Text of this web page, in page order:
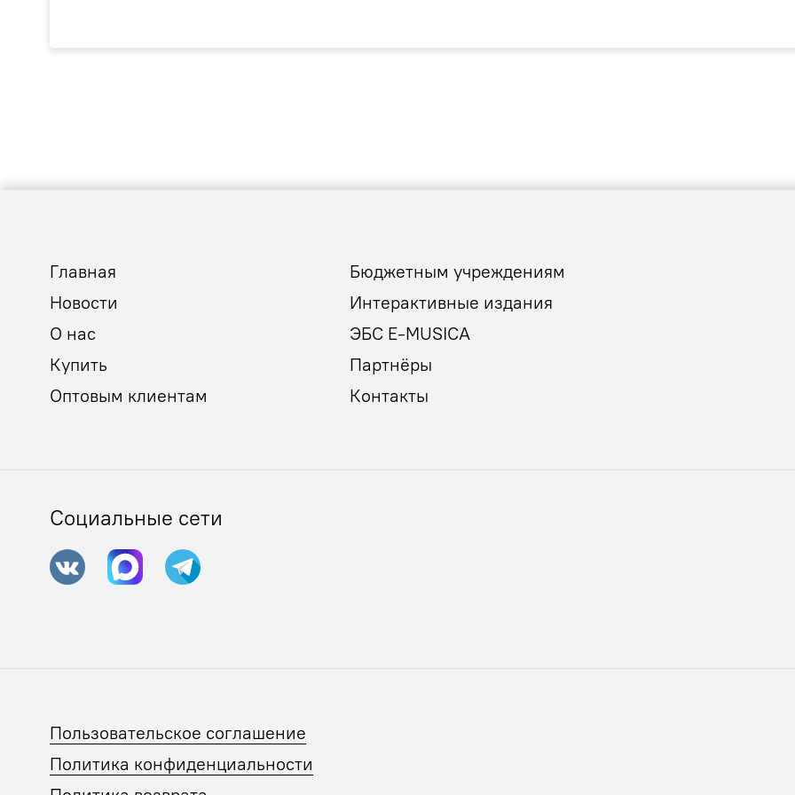
Главная
Новости
О нас
Купить
Оптовым клиентам
Бюджетным учреждениям
Интерактивные издания
ЭБС E-MUSICA
Партнёры
Контакты
Социальные сети
Пользовательское соглашение
Политика конфиденциальности